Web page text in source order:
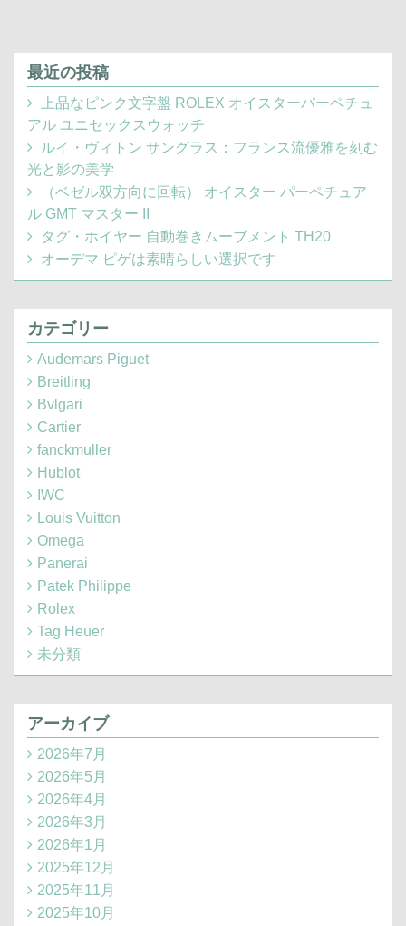
最近の投稿
上品なピンク文字盤 ROLEX オイスターパーペチュ
アル ユニセックスウォッチ
ルイ・ヴィトン サングラス：フランス流優雅を刻む
光と影の美学
（ベゼル双方向に回転） オイスター パーペチュア
ル GMT マスター II
タグ・ホイヤー 自動巻きムーブメント TH20
オーデマ ピゲは素晴らしい選択です
カテゴリー
Audemars Piguet
Breitling
Bvlgari
Cartier
fanckmuller
Hublot
IWC
Louis Vuitton
Omega
Panerai
Patek Philippe
Rolex
Tag Heuer
未分類
アーカイブ
2026年7月
2026年5月
2026年4月
2026年3月
2026年1月
2025年12月
2025年11月
2025年10月